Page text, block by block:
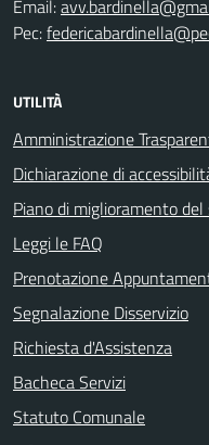
Email:
Pec:
UTILITÀ
Amministrazione
Dichiarazione di
Piano di miglioramento
Leggi le FAQ
Prenotazione
Segnalazione Disservizio
Richiesta d'Assistenza
Bacheca Servizi
Statuto Comunale